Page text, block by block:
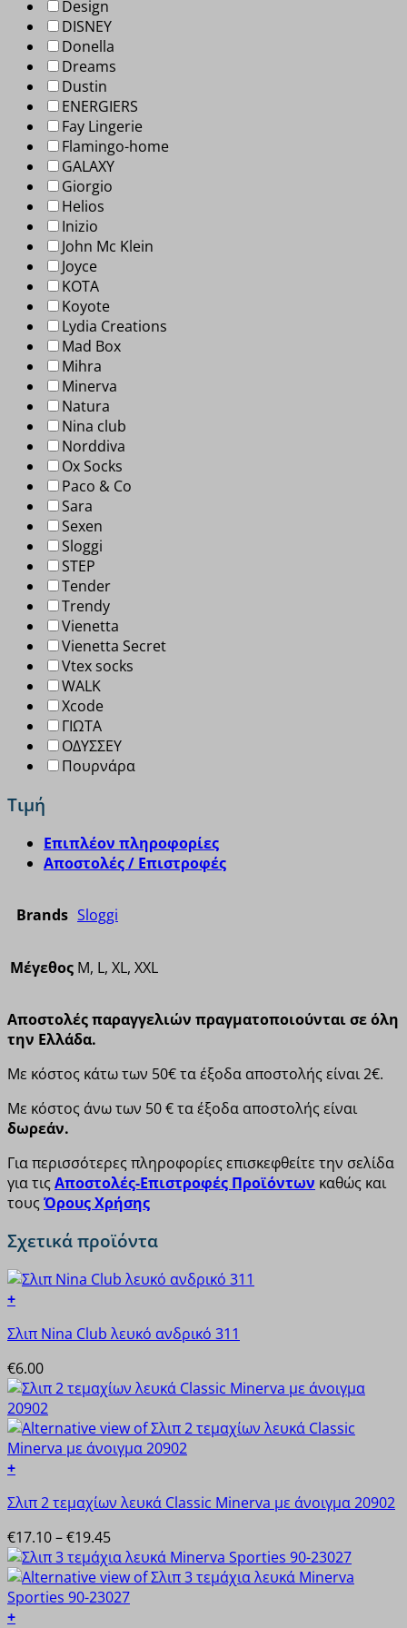
Design
DISNEY
Donella
Dreams
Dustin
ENERGIERS
Fay Lingerie
Flamingo-home
GALAXY
Giorgio
Helios
Inizio
John Mc Klein
Joyce
KOTA
Koyote
Lydia Creations
Mad Box
Mihra
Minerva
Natura
Nina club
Norddiva
Ox Socks
Paco & Co
Sara
Sexen
Sloggi
STEP
Tender
Trendy
Vienetta
Vienetta Secret
Vtex socks
WALK
Xcode
ΓΙΩΤΑ
ΟΔΥΣΣΕΥ
Πουρνάρα
Τιμή
Επιπλέον πληροφορίες
Αποστολές / Επιστροφές
Brands Sloggi
Μέγεθος M, L, XL, XXL
Αποστολές παραγγελιών πραγματοποιούνται σε όλη
την Ελλάδα.
Με κόστος κάτω των 50€ τα έξοδα αποστολής είναι 2€.
Με κόστος άνω των 50 € τα έξοδα αποστολής είναι
δωρεάν.
Για περισσότερες πληροφορίες επισκεφθείτε την σελίδα
για τις Αποστολές-Επιστροφές Προϊόντων καθώς και
τους Όρους Χρήσης
Σχετικά προϊόντα
+
το
προϊόν
έχει
πολλαπλές
παραλλαγές.
Οι
επιλογές
μπορούν
να
επιλεγούν
στη
σελίδα
του
προϊόντος
Σλιπ Nina Club λευκό ανδρικό 311
€6.00
+
το
προϊόν
έχει
πολλαπλές
παραλλαγές.
Οι
Σλιπ 2 τεμαχίων λευκά Classic Minerva με άνοιγμα 20902
€17.10–€19.45Price
range:
€17.10
through
+